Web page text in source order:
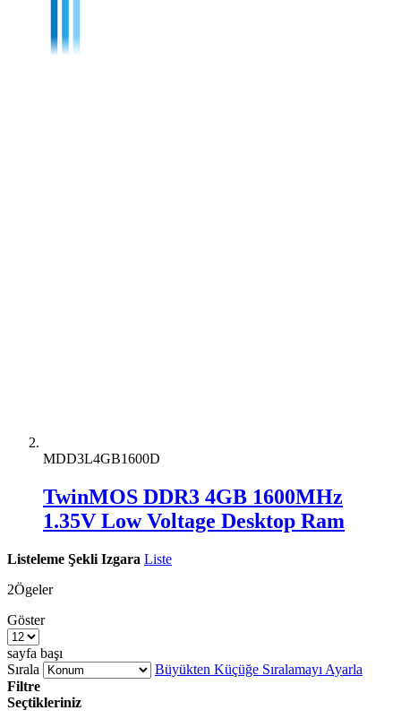
MDD3L4GB1600D
TwinMOS DDR3 4GB 1600MHz
1.35V Low Voltage Desktop Ram
Listeleme Şekli Izgara Liste
2Ögeler
Göster
sayfa başı
Sırala
Büyükten Küçüğe Sıralamayı Ayarla
Filtre
Seçtikleriniz